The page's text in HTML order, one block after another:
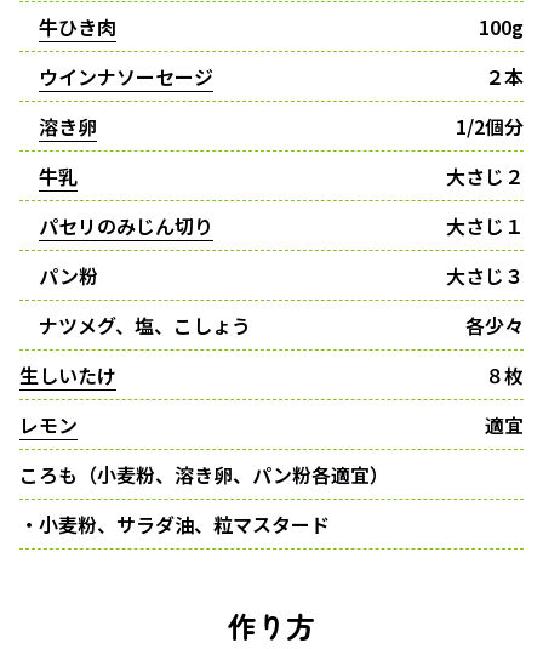
牛ひき肉
100g
ウインナソーセージ
２本
溶き卵
1/2個分
牛乳
大さじ２
パセリのみじん切り
大さじ１
パン粉
大さじ３
ナツメグ、塩、こしょう
各少々
生しいたけ
８枚
レモン
適宜
ころも（小麦粉、溶き卵、パン粉各適宜）
・小麦粉、サラダ油、粒マスタード
作り方